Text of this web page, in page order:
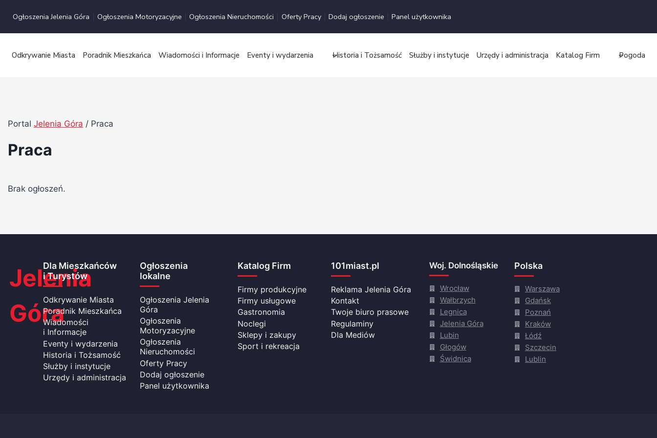
Ogłoszenia Jelenia Góra Ogłoszenia Motoryzacyjne Ogłoszenia Nieruchomości Oferty Pracy Dodaj ogłoszenie Panel użytkownika
Odkrywanie Miasta Poradnik Mieszkańca Wiadomości i Informacje Eventy i wydarzenia Historia i Tożsamość Służby i instytucje Urzędy i administracja Katalog Firm Pogoda
Portal Jelenia Góra / Praca
Praca
Brak ogłoszeń.
Jelenia
Góra
Dla Mieszkańców
i Turystów
Odkrywanie Miasta
Poradnik Mieszkańca
Wiadomości
i Informacje
Eventy i wydarzenia
Historia i Tożsamość
Służby i instytucje
Urzędy i administracja
Ogłoszenia
lokalne
Ogłoszenia Jelenia
Góra
Ogłoszenia
Motoryzacyjne
Ogłoszenia
Nieruchomości
Oferty Pracy
Dodaj ogłoszenie
Panel użytkownika
Katalog Firm
Firmy produkcyjne
Firmy usługowe
Gastronomia
Noclegi
Sklepy i zakupy
Sport i rekreacja
101miast.pl
Reklama Jelenia Góra
Kontakt
Twoje biuro prasowe
Regulaminy
Dla Mediów
Woj. Dolnośląskie
Wrocław
Wałbrzych
Legnica
Jelenia Góra
Lubin
Głogów
Świdnica
Polska
Warszawa
Gdańsk
Poznań
Kraków
Łódź
Szczecin
Lublin